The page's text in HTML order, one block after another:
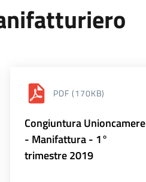
PDF (170KB)
Congiuntura Unioncamere
- Manifattura - 1°
trimestre 2019